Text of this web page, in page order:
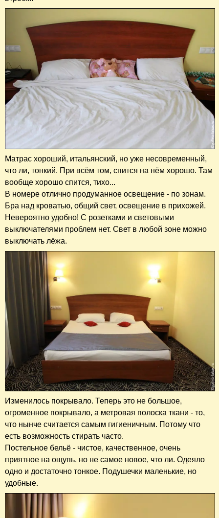
Матрас хороший, итальянский, но уже несовременный,
что ли, тонкий. При всём том, спится на нём хорошо. Там
вообще хорошо спится, тихо...
В номере отлично продуманное освещение - по зонам.
Бра над кроватью, общий свет, освещение в прихожей.
Невероятно удобно! С розетками и световыми
выключателями проблем нет. Свет в любой зоне можно
выключать лёжа.
Изменилось покрывало. Теперь это не большое,
огроменное покрывало, а метровая полоска ткани - то,
что нынче считается самым гигиеничным. Потому что
есть возможность стирать часто.
Постельное бельё - чистое, качественное, очень
приятное на ощупь, но не самое новое, что ли. Одеяло
одно и достаточно тонкое. Подушечки маленькие, но
удобные.